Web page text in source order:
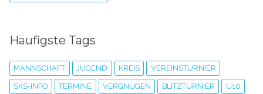
Häufigste Tags
MANNSCHAFT JUGEND KREIS VEREINSTURNIER
SKS-INFO TERMINE VERGNÜGEN BLITZTURNIER U10